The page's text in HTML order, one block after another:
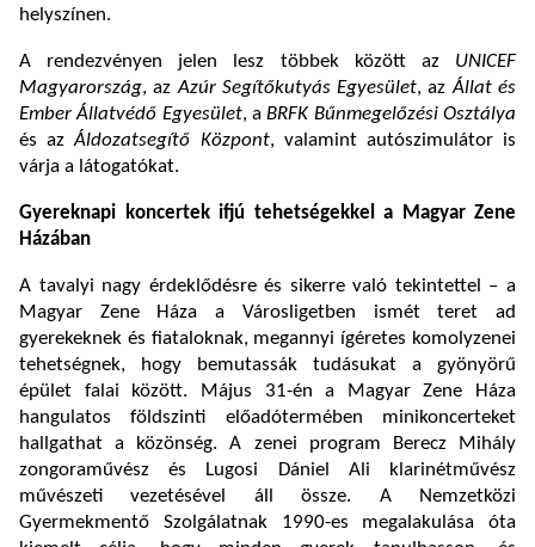
helyszínen.
A rendezvényen jelen lesz többek között az UNICEF
Magyarország, azAzúr Segítőkutyás Egyesület, azÁllat és
Ember Állatvédő Egyesület, aBRFK Bűnmegelőzési Osztálya
és azÁldozatsegítő Központ, valamint autószimulátor is
várja a látogatókat.
Gyereknapi koncertek ifjú tehetségekkel a Magyar Zene
Házában
A tavalyi nagy érdeklődésre és sikerre való tekintettel – a
Magyar Zene Háza a Városligetben ismét teret ad
gyerekeknek és fiataloknak, megannyi ígéretes komolyzenei
tehetségnek, hogy bemutassák tudásukat a gyönyörű
épület falai között. Május 31-én a Magyar Zene Háza
hangulatos földszinti előadótermében minikoncerteket
hallgathat a közönség. A zenei program Berecz Mihály
zongoraművész és Lugosi Dániel Ali klarinétművész
művészeti vezetésével áll össze. A Nemzetközi
Gyermekmentő Szolgálatnak 1990-es megalakulása óta